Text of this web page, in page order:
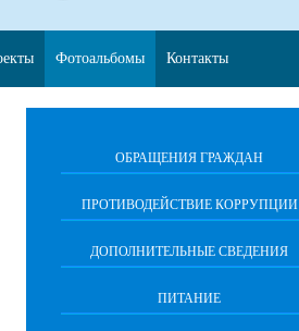
ОБРАЩЕНИЯ ГРАЖДАН
ПРОТИВОДЕЙСТВИЕ КОРРУПЦИИ
ДОПОЛНИТЕЛЬНЫЕ СВЕДЕНИЯ
ПИТАНИЕ
Фотоальбомы Контакты